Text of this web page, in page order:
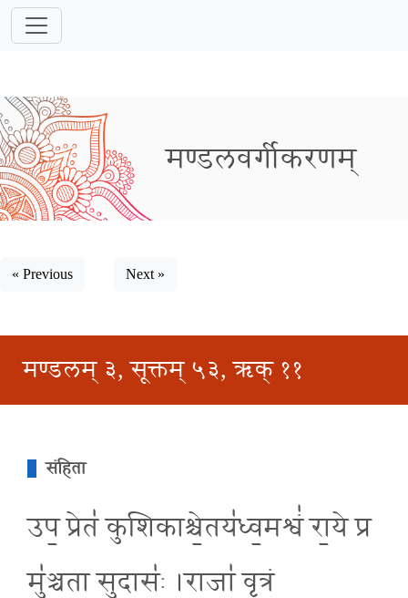
मण्डलवर्गीकरणम्
« Previous Next »
मण्डलम् ३, सूक्तम् ५३, ऋक् ११
संहिता
उप॒ प्रेत॑ कुशिकाश्चे॒तय॑ध्व॒मश्वं॑ रा॒ये प्र
मु॑ञ्चता सु॒दासः॑ ।राजा॑ वृ॒त्रं